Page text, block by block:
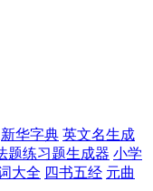
新华字典 英文名生成
题练习题生成器 小学
大全 四书五经 元曲